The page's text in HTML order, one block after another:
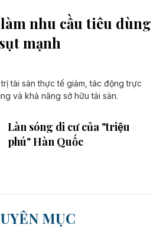
nhu cầu tiêu dùng
mạnh
tài sản thực tế giảm, tác động trực
và khả năng sở hữu tải sản.
Làn sóng di cư của "triệu
phú" Hàn Quốc
MỤC